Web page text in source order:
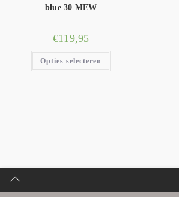
blue 30 MEW
€119,95
Opties selecteren